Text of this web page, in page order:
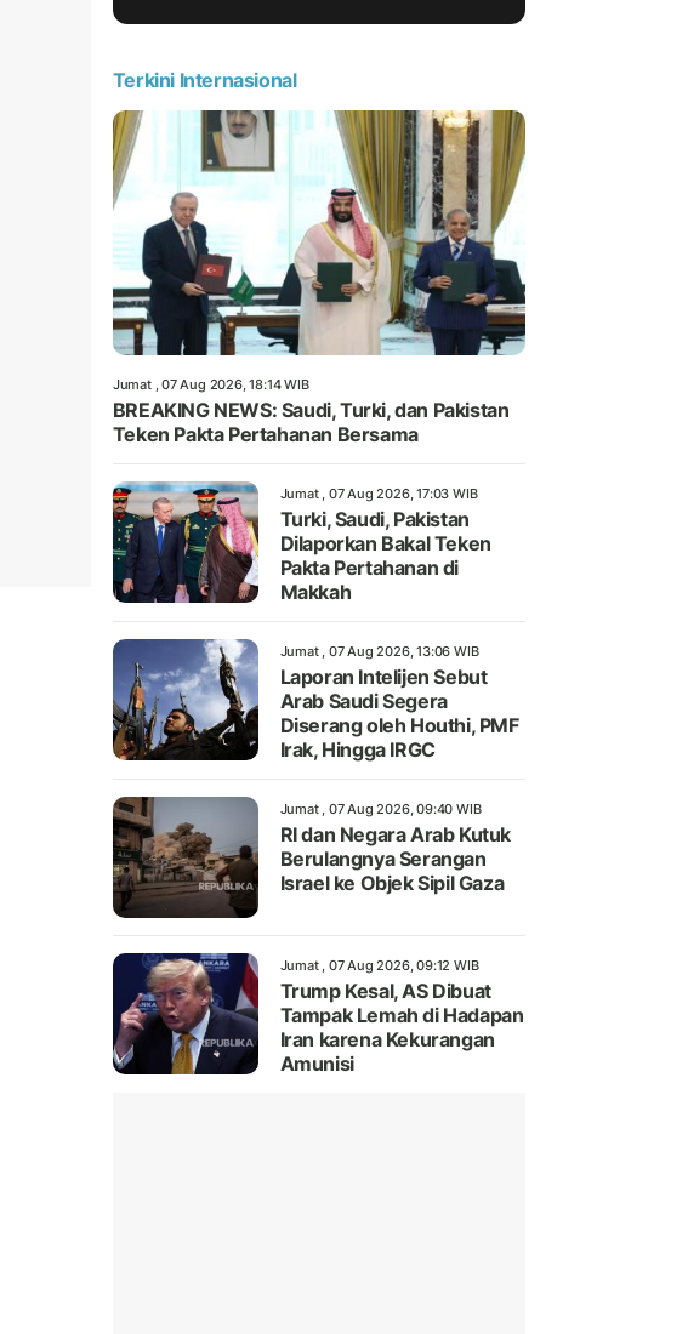
Terkini Internasional
Jumat , 07 Aug 2026, 18:14 WIB
BREAKING NEWS: Saudi, Turki, dan Pakistan
Teken Pakta Pertahanan Bersama
Jumat , 07 Aug 2026, 17:03 WIB
Turki, Saudi, Pakistan
Dilaporkan Bakal Teken
Pakta Pertahanan di
Makkah
Jumat , 07 Aug 2026, 13:06 WIB
Laporan Intelijen Sebut
Arab Saudi Segera
Diserang oleh Houthi, PMF
Irak, Hingga IRGC
Jumat , 07 Aug 2026, 09:40 WIB
RI dan Negara Arab Kutuk
Berulangnya Serangan
Israel ke Objek Sipil Gaza
Jumat , 07 Aug 2026, 09:12 WIB
Trump Kesal, AS Dibuat
Tampak Lemah di Hadapan
Iran karena Kekurangan
Amunisi